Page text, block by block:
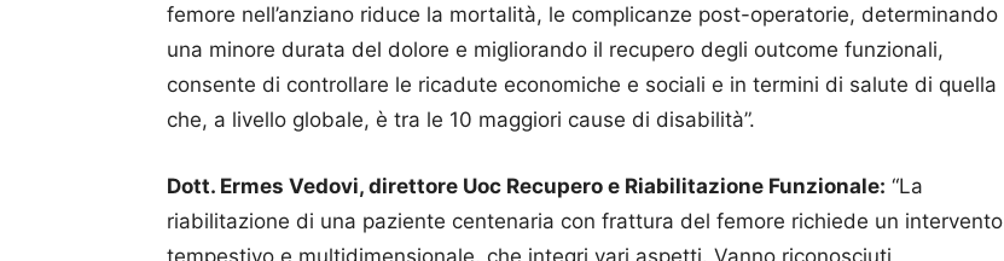
femore nell’anziano riduce la mortalità, le complicanze post-operatorie, determinando
una minore durata del dolore e migliorando il recupero degli outcome funzionali,
consente di controllare le ricadute economiche e sociali e in termini di salute di quella
che, a livello globale, è tra le 10 maggiori cause di disabilità”.
Dott. Ermes Vedovi, direttore Uoc Recupero e Riabilitazione Funzionale: “La
riabilitazione di una paziente centenaria con frattura del femore richiede un intervento
tempestivo e multidimensionale, che integri vari aspetti. Vanno riconosciuti